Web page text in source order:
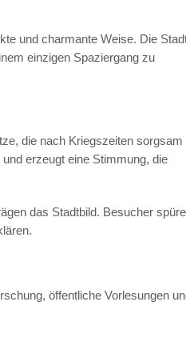
und charmante Weise. Die
einzigen Spaziergang zu
die nach Kriegszeiten sorgsam
erzeugt eine Stimmung, die
das Stadtbild. Besucher
öffentliche Vorlesungen